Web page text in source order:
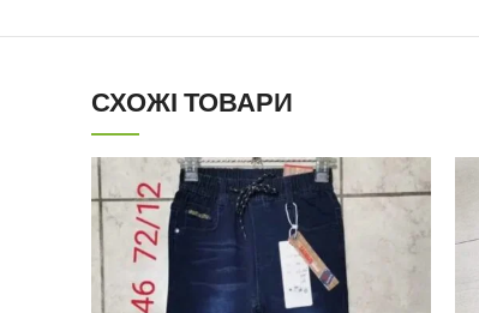
СХОЖІ ТОВАРИ